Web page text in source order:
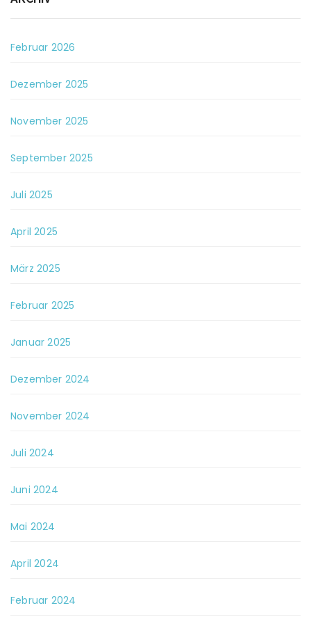
Februar 2026
Dezember 2025
November 2025
September 2025
Juli 2025
April 2025
März 2025
Februar 2025
Januar 2025
Dezember 2024
November 2024
Juli 2024
Juni 2024
Mai 2024
April 2024
Februar 2024